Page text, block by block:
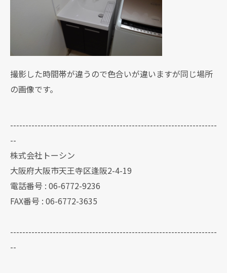
撮影した時間帯が違うので色合いが違いますが同じ場所
の画像です。
--------------------------------------------------------------------
--
株式会社トーシン
大阪府大阪市天王寺区逢阪2-4-19
電話番号 : 06-6772-9236
FAX番号 : 06-6772-3635
--------------------------------------------------------------------
--